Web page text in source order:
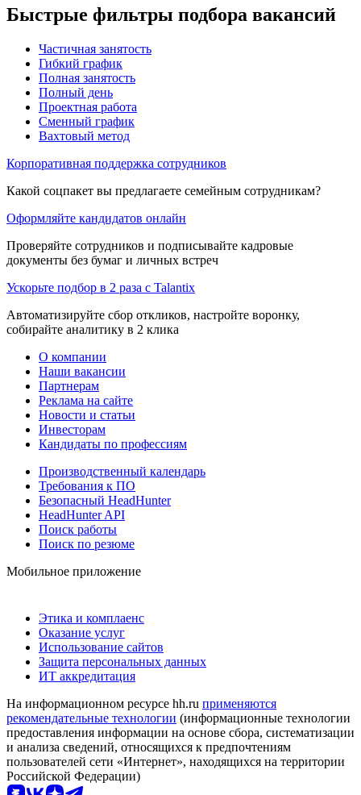
Быстрые фильтры подбора вакансий
Частичная занятость
Гибкий график
Полная занятость
Полный день
Проектная работа
Сменный график
Вахтовый метод
Корпоративная поддержка сотрудников
Какой соцпакет вы предлагаете семейным сотрудникам?
Оформляйте кандидатов онлайн
Проверяйте сотрудников и подписывайте кадровые
документы без бумаг и личных встреч
Ускорьте подбор в 2 раза с Talantix
Автоматизируйте сбор откликов, настройте воронку,
собирайте аналитику в 2 клика
О компании
Наши вакансии
Партнерам
Реклама на сайте
Новости и статьи
Инвесторам
Кандидаты по профессиям
Производственный календарь
Требования к ПО
Безопасный HeadHunter
HeadHunter API
Поиск работы
Поиск по резюме
Мобильное приложение
Этика и комплаенс
Оказание услуг
Использование сайтов
Защита персональных данных
ИТ аккредитация
На информационном ресурсе hh.ru применяются
рекомендательные технологии (информационные технологии
предоставления информации на основе сбора, систематизации
и анализа сведений, относящихся к предпочтениям
пользователей сети «Интернет», находящихся на территории
Российской Федерации)